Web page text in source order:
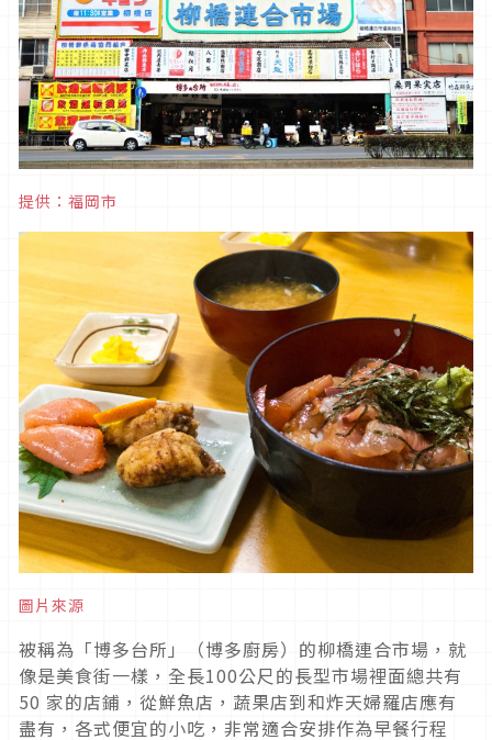
提供：福岡市
圖片來源
被稱為「博多台所」（博多廚房）的柳橋連合市場，就
像是美食街一樣，全長100公尺的長型市場裡面總共有
50 家的店鋪，從鮮魚店，蔬果店到和炸天婦羅店應有
盡有，各式便宜的小吃，非常適合安排作為早餐行程